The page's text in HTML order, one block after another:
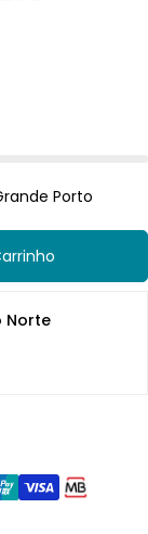
Porto
Almofadinha
Orthia
Norte